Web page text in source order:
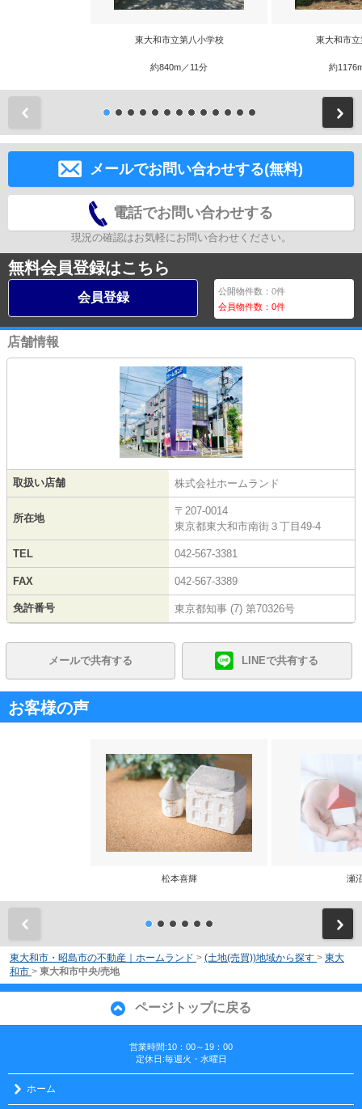
東大和市立第八小学校
約840m／11分
東大和市
約
メールでお問い合わせする(無料)
電話でお問い合わせする
現況の確認はお気軽にお問い合わせください。
無料会員登録はこちら
会員登録 公開物件数：0件
会員物件数：0件
店舗情報
取扱い店舗 株式会社ホームランド
所在地
〒207-0014
東京都東大和市南街３丁目49-4
TEL 042-567-3381
FAX 042-567-3389
免許番号 東京都知事 (7) 第70326号
メールで共有する LINEで共有する
お客様の声
松本喜輝 瀬
東大和市・昭島市の不動産｜ホームランド > (土地(売買))地域から探す > 東大
和市 > 東大和市中央/売地
ページトップに戻る
営業時間:10：00～19：00
定休日:毎週火・水曜日
ホーム